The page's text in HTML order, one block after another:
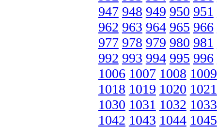
947 948 949 950 951
962 963 964 965 966
977 978 979 980 981
992 993 994 995 996
1006 1007 1008 1009
1018 1019 1020 1021
1030 1031 1032 1033
1042 1043 1044 1045